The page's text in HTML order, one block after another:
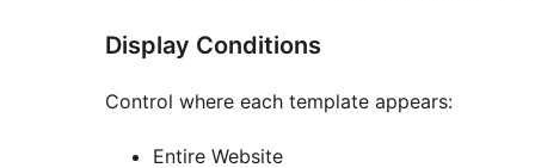
Display Conditions
Control where each template appears:
Entire Website